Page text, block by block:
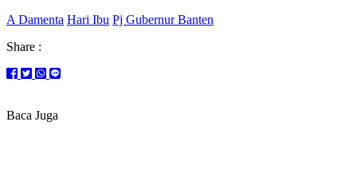
A Damenta Hari Ibu Pj Gubernur Banten
Share :
Baca Juga